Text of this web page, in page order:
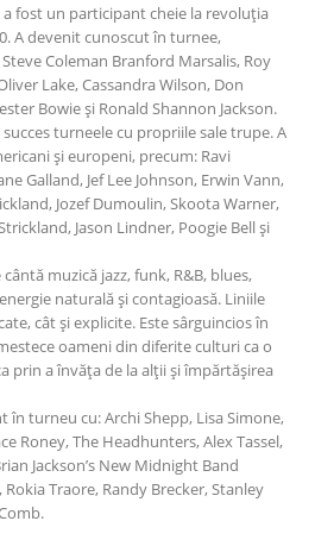
a fost un participant cheie la revoluţia
A devenit cunoscut în turnee,
Coleman Branford Marsalis, Roy
Lake, Cassandra Wilson, Don
Bowie și Ronald Shannon Jackson.
turneele cu propriile sale trupe. A
și europeni, precum: Ravi
Galland, Jef Lee Johnson, Erwin Vann,
Jozef Dumoulin, Skoota Warner,
Jason Lindner, Poogie Bell și
muzică jazz, funk, R&B, blues,
naturală și contagioasă. Liniile
cât și explicite. Este sârguincios în
oameni din diferite culturi ca o
prin a învăţa de la alţii și împărtășirea
în turneu cu: Archi Shepp, Lisa Simone,
Roney, The Headhunters, Alex Tassel,
Jackson’s New Midnight Band
Traore, Randy Brecker, Stanley